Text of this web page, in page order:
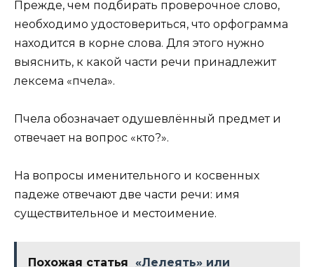
Прежде, чем подбирать проверочное слово,
необходимо удостовериться, что орфограмма
находится в корне слова. Для этого нужно
выяснить, к какой части речи принадлежит
лексема «пчела».
Пчела обозначает одушевлённый предмет и
отвечает на вопрос «кто?».
На вопросы именительного и косвенных
падеже отвечают две части речи: имя
существительное и местоимение.
Похожая статья
«Лелеять» или